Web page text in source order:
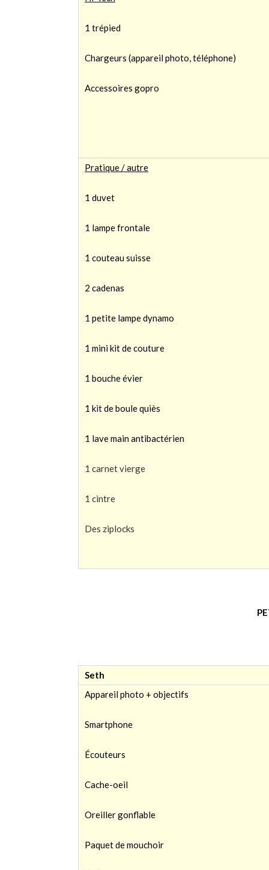
1 trépied
Chargeurs (appareil photo, téléphone)
Accessoires gopro
Pratique / autre
1 duvet
1 lampe frontale
1 couteau suisse
2 cadenas
1 petite lampe dynamo
1 mini kit de couture
1 bouche évier
1 kit de boule quiès
1 lave main antibactérien
1 carnet vierge
1 cintre
Des ziplocks
Seth
Appareil photo + objectifs
Smartphone
Écouteurs
Cache-oeil
Oreiller gonflable
Paquet de mouchoir